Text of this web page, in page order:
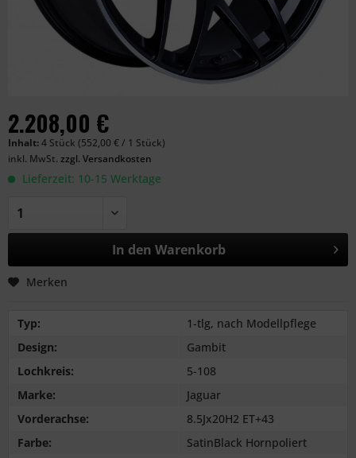
2.208,00 €
Inhalt:4 Stück (552,00 € / 1 Stück)
inkl. MwSt. zzgl. Versandkosten
Lieferzeit: 10-15 Werktage
In den Warenkorb
Merken
Typ:
1-tlg, nach Modellpflege
Design:
Gambit
Lochkreis:
5-108
Marke:
Jaguar
Vorderachse:
8.5Jx20H2 ET+43
Farbe:
SatinBlack Hornpoliert